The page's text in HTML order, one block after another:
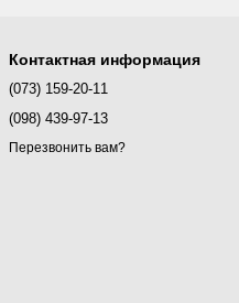
Контактная информация
(073) 159-20-11
(098) 439-97-13
Перезвонить вам?